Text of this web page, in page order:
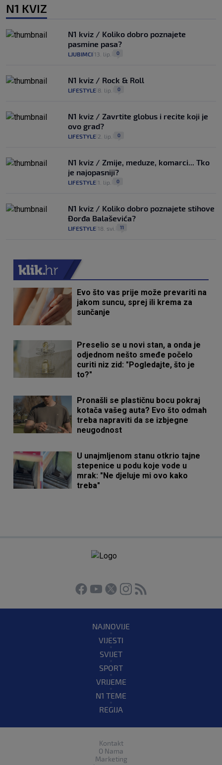
N1 KVIZ
N1 kviz / Koliko dobro poznajete
pasmine pasa?
LJUBIMCI 13. lip. 0
N1 kviz / Rock & Roll
LIFESTYLE 8. lip. 0
N1 kviz / Zavrtite globus i recite koji je
ovo grad?
LIFESTYLE 2. lip. 0
N1 kviz / Zmije, meduze, komarci... Tko
je najopasniji?
LIFESTYLE 1. lip. 0
N1 kviz / Koliko dobro poznajete stihove
Đorđa Balaševića?
LIFESTYLE 18. svi. 11
Evo što vas prije može prevariti na
jakom suncu, sprej ili krema za
sunčanje
Preselio se u novi stan, a onda je
odjednom nešto smeđe počelo
curiti niz zid: "Pogledajte, što je
to?"
Pronašli se plastičnu bocu pokraj
kotača vašeg auta? Evo što odmah
treba napraviti da se izbjegne
neugodnost
U unajmljenom stanu otkrio tajne
stepenice u podu koje vode u
mrak: "Ne djeluje mi ovo kako
treba"
NAJNOVIJE
VIJESTI
SVIJET
SPORT
VRIJEME
N1 TEME
REGIJA
Kontakt
O Nama
Marketing